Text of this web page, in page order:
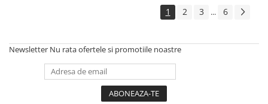
1 2 3 ... 6
Newsletter Nu rata ofertele si promotiile noastre